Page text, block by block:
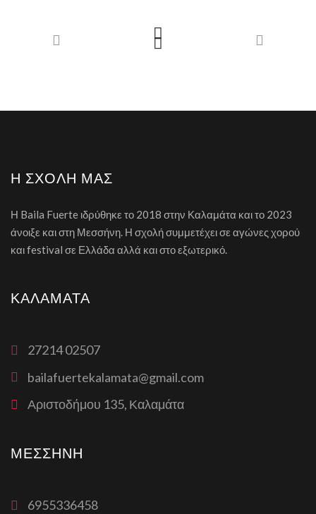
Η ΣΧΟΛΉ ΜΑΣ
Η Baila Fuerte ιδρύθηκε το 2018 στην Καλαμάτα και το 2023
άνοιξε και στη Μεσσήνη. Η σχολή συμμετέχει σε αγώνες χορού
και festival σε Ελλάδα αλλά και στο εξωτερικό.
ΚΑΛΑΜΆΤΑ
27214 02507
bailafuertekalamata@gmail.com
Αριστοδήμου 135, Καλαμάτα
ΜΕΣΣΉΝΗ
6955336458